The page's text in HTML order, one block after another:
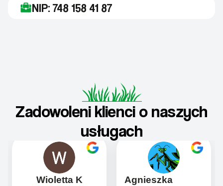
NIP: 748 158 41 87
Zadowoleni klienci o naszych
usługach
Wioletta K
Agnieszka